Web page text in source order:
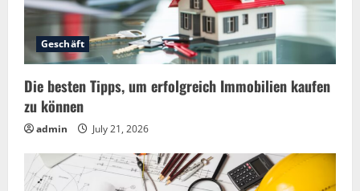
d
i
n
g
Geschäft
Die besten Tipps, um erfolgreich Immobilien kaufen
zu können
admin July 21, 2026